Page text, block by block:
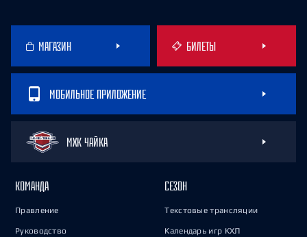
МАГАЗИН БИЛЕТЫ
МОБИЛЬНОЕ ПРИЛОЖЕНИЕ
МХК ЧАЙКА
КОМАНДА
Правление
Руководство
СЕЗОН
Текстовые трансляции
Календарь игр КХЛ